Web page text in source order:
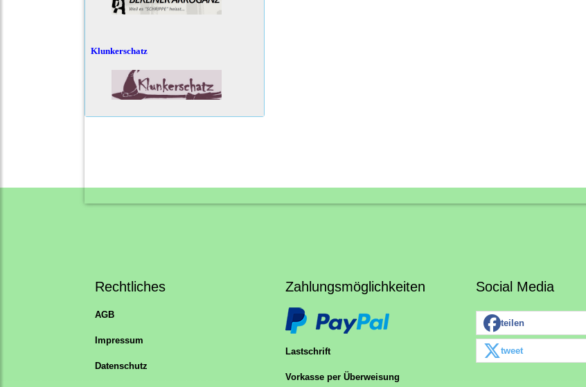
Klunkerschatz
Rechtliches
AGB
Impressum
Datenschutz
Zahlungsmöglichkeiten
Lastschrift
Vorkasse per Überweisung
Social Media
teilen
tweet